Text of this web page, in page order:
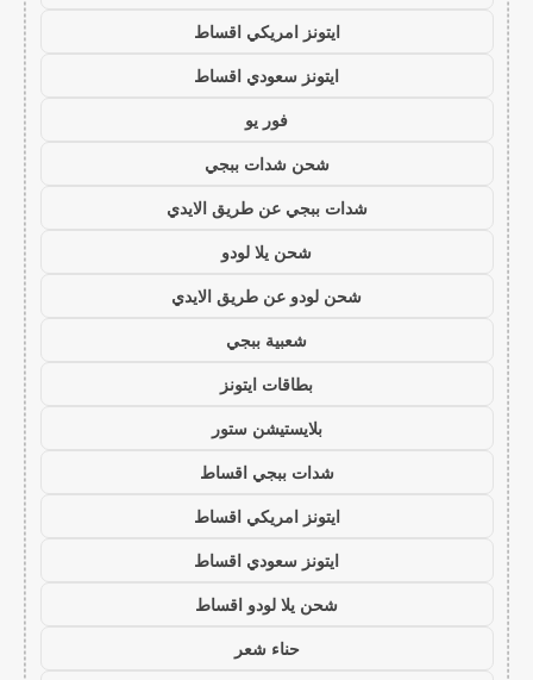
ايتونز امريكي اقساط
ايتونز سعودي اقساط
فور يو
شحن شدات ببجي
شدات ببجي عن طريق الايدي
شحن يلا لودو
شحن لودو عن طريق الايدي
شعبية ببجي
بطاقات ايتونز
بلايستيشن ستور
شدات ببجي اقساط
ايتونز امريكي اقساط
ايتونز سعودي اقساط
شحن يلا لودو اقساط
حناء شعر